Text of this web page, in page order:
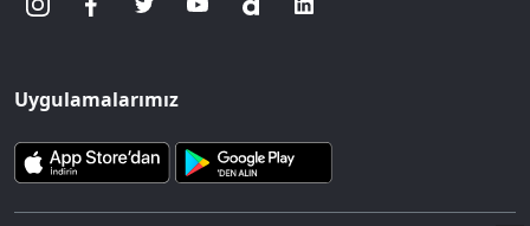
Uygulamalarımız